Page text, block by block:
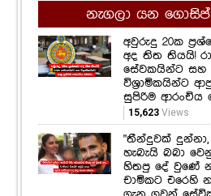
නැගලා යන ගොසිප්
අවුරුදු 20ක
අද තිත තියයි!
සේවකයින්ට සහ
විශ්‍රාමිකයින්ට
සුපිරිම ආරංචිය
15,623 Views
"තීන්දුවක් දුන්නා,
හැබැයි බබා
හිතපු දේ වුණේ
චාමිකට එරෙහි